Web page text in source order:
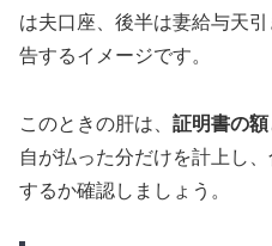
は夫口座、後半は妻給与天
告するイメージです。
このときの肝は、 証明書の額
自が払った分だけを計上し
するか確認しましょう。